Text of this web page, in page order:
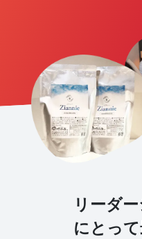
リーダ
にとって